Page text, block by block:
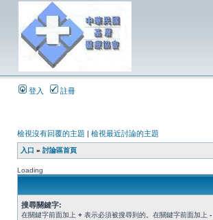
登入 註冊
檢視沒有回覆的主題 | 檢視最近討論的主題
入口 » 討論區首頁
Loading
搜尋關鍵字:
在關鍵字前面加上 + 表示必須被搜尋到的。在關鍵字前面加上 -